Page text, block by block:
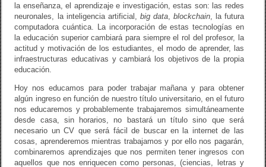
la enseñanza, el aprendizaje e investigación, estas son: las redes
neuronales, la inteligencia artificial, big data, blockchain, la futura
computadora cuántica. La incorporación de estas tecnologías en
la educación superior cambiará para siempre el rol del profesor, la
actitud y motivación de los estudiantes, el modo de aprender, las
infraestructuras educativas y cambiará los objetivos de la propia
educación.
Hoy nos educamos para poder trabajar mañana y para obtener
algún ingreso en función de nuestro título universitario, en el futuro
nos educaremos y probablemente trabajaremos simultáneamente
desde casa, sin horarios, no bastará un título sino que será
necesario un CV que será fácil de buscar en la internet de las
cosas, aprenderemos mientras trabajamos y por ello nos pagarán,
combinaremos aprendizajes que nos permiten tener ingresos con
aquellos que nos enriquecen como personas, (ciencias, letras y